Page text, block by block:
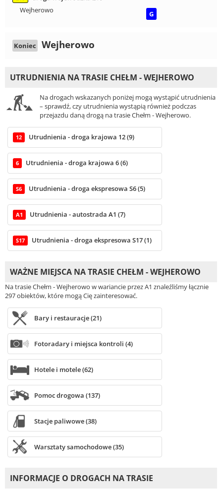
Wejherowo
G
Koniec Wejherowo
UTRUDNIENIA NA TRASIE CHEŁM - WEJHEROWO
Na drogach wskazanych poniżej mogą wystąpić utrudnienia
– sprawdź, czy utrudnienia wystąpią również podczas
przejazdu daną drogą na trasie Chełm - Wejherowo.
12 Utrudnienia - droga krajowa 12 (9)
6 Utrudnienia - droga krajowa 6 (6)
S6 Utrudnienia - droga ekspresowa S6 (5)
A1 Utrudnienia - autostrada A1 (7)
S17 Utrudnienia - droga ekspresowa S17 (1)
WAŻNE MIEJSCA NA TRASIE CHEŁM - WEJHEROWO
Na trasie Chełm - Wejherowo w wariancie przez A1 znaleźliśmy łącznie
297 obiektów, które mogą Cię zainteresować.
Bary i restauracje (21)
Fotoradary i miejsca kontroli (4)
Hotele i motele (62)
Pomoc drogowa (137)
Stacje paliwowe (38)
Warsztaty samochodowe (35)
INFORMACJE O DROGACH NA TRASIE